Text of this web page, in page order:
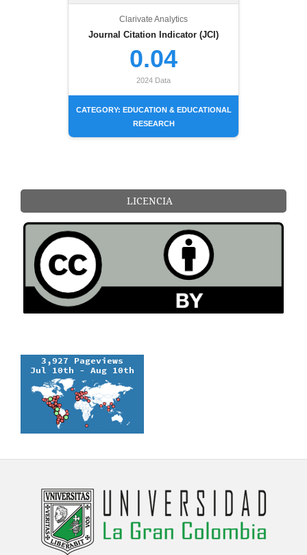
Clarivate Analytics
Journal Citation Indicator (JCI)
0.04
2024 Data
CATEGORY: EDUCATION & EDUCATIONAL
RESEARCH
LICENCIA